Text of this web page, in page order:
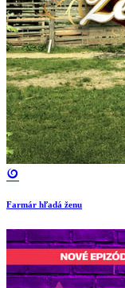
Farmár hľadá ženu